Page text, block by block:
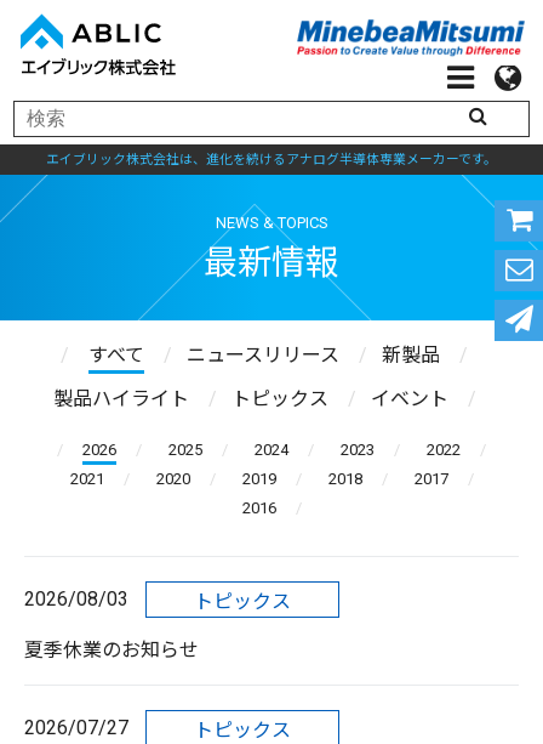
エイブリック株式会社は、進化を続けるアナログ半導体専業メーカーです。
NEWS & TOPICS
最新情報
すべて ニュースリリース
新製品
製品ハイライト
トピックス イベント
2026 2025 2024 2023
2022
2021
2020 2019 2018
2017
2016
2026/08/03 トピックス
夏季休業のお知らせ
2026/07/27 トピックス